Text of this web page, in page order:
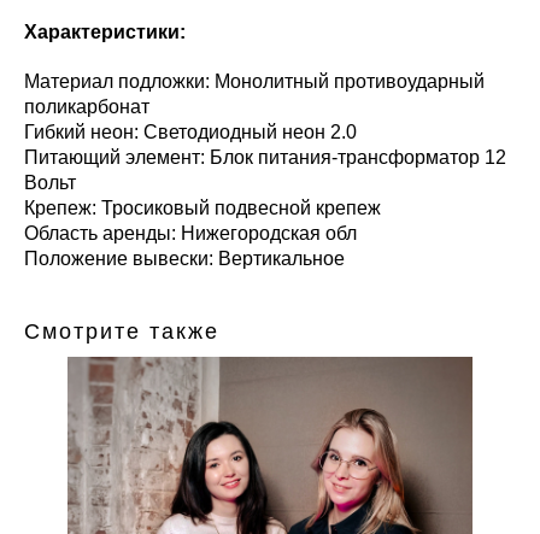
Характеристики:
Материал подложки: Монолитный противоударный
поликарбонат
Гибкий неон: Светодиодный неон 2.0
Питающий элемент: Блок питания-трансформатор 12
Вольт
Крепеж: Тросиковый подвесной крепеж
Область аренды: Нижегородская обл
Положение вывески: Вертикальное
Смотрите также